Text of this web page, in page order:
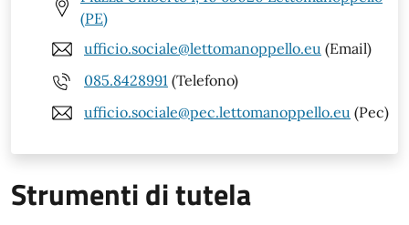
(PE)
ufficio.sociale@lettomanoppello.eu (Email)
085.8428991 (Telefono)
ufficio.sociale@pec.lettomanoppello.eu (Pec)
Strumenti di tutela